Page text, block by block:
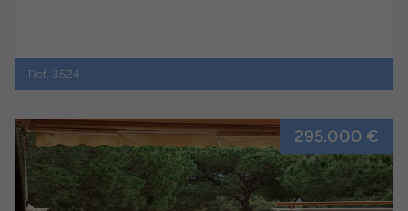
Ref. 3524
295.000 €